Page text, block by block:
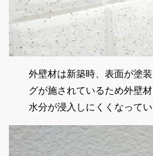
外壁材は新築時、表面が塗
グが施されているため外壁
水分が浸入しにくくなってい